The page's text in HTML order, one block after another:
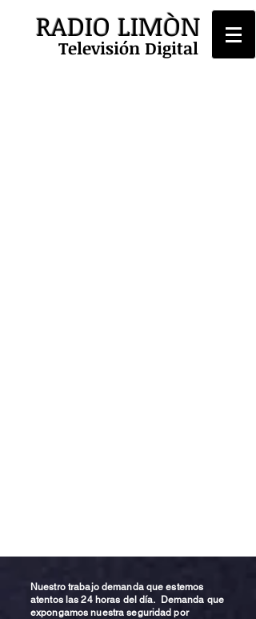
RADIO LIMÒN
Televisión Digital
Nuestro trabajo demanda que estemos
atentos las 24 horas del día. Demanda que
expongamos nuestra seguridad por